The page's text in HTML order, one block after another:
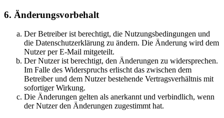
6. Änderungsvorbehalt
Der Betreiber ist berechtigt, die Nutzungsbedingungen und
die Datenschutzerklärung zu ändern. Die Änderung wird dem
Nutzer per E-Mail mitgeteilt.
Der Nutzer ist berechtigt, den Änderungen zu widersprechen.
Im Falle des Widerspruchs erlischt das zwischen dem
Betreiber und dem Nutzer bestehende Vertragsverhältnis mit
sofortiger Wirkung.
Die Änderungen gelten als anerkannt und verbindlich, wenn
der Nutzer den Änderungen zugestimmt hat.